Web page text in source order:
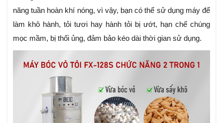
năng tuần hoàn khí nóng, vì vậy, bạn có thể sử dụng máy để
làm khô hành, tỏi tươi hay hành tỏi bị ướt, hạn chế chúng
mọc mầm, bị thối ủng, đảm bảo kéo dài thời gian sử dụng.